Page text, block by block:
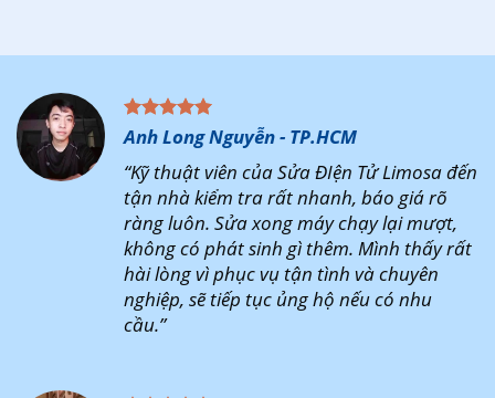
Anh Long Nguyễn - TP.HCM
“Kỹ thuật viên của Sửa ĐIện Tử Limosa đến
tận nhà kiểm tra rất nhanh, báo giá rõ
ràng luôn. Sửa xong máy chạy lại mượt,
không có phát sinh gì thêm. Mình thấy rất
hài lòng vì phục vụ tận tình và chuyên
nghiệp, sẽ tiếp tục ủng hộ nếu có nhu
cầu.”